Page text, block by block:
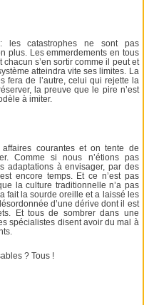
les catastrophes ne sont pas
plus. Les emmerdements en tous
s’en sortir comme il peut et
atteindra vite ses limites. La
fera de l’autre, celui qui rejette la
la preuve que le pire n’est
à imiter.
courantes et on tente de
Comme si nous n’étions pas
adaptations à envisager, par des
encore temps. Et ce n’est pas
la culture traditionnelle n’a pas
fait la sourde oreille et a laissé les
d’une dérive dont il est
Et tous de sombrer dans une
spécialistes disent avoir du mal à
? Tous !